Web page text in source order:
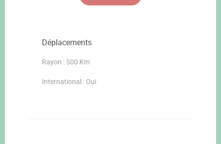
Déplacements
Rayon : 500 Km
International : Oui